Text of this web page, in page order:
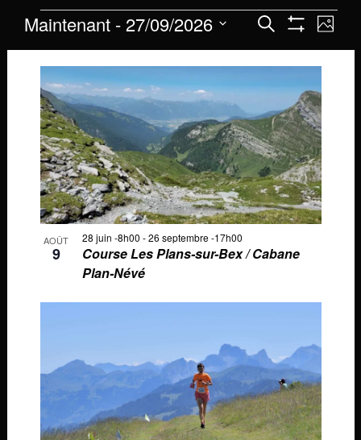
et
de
vues
Recherche
de
Photo
Maintenant - 27/09/2026
la
date.
Liste
des
événements
en
mode
photo
AOÛT
9
Course Les Plans-sur-Bex / Cabane
Plan-Névé
28 juin -8h00 -26 septembre -17h00